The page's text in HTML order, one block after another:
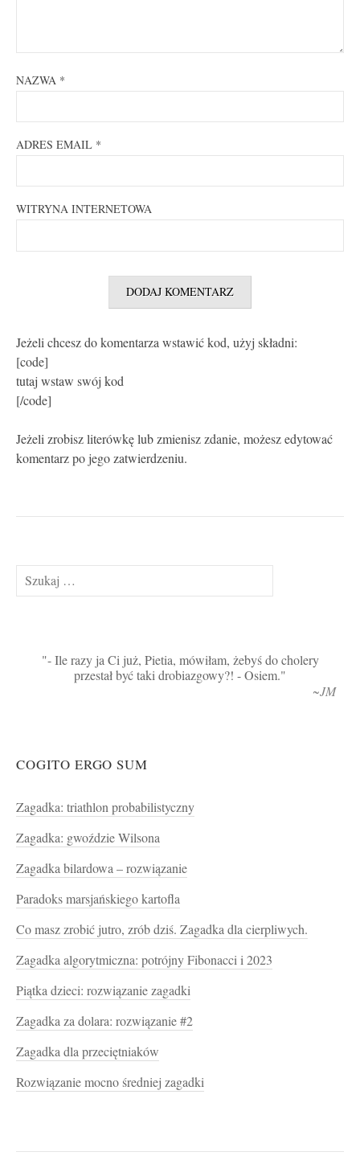
NAZWA *
ADRES EMAIL *
WITRYNA INTERNETOWA
Jeżeli chcesz do komentarza wstawić kod, użyj składni:
[code]
tutaj wstaw swój kod
[/code]
Jeżeli zrobisz literówkę lub zmienisz zdanie, możesz edytować
komentarz po jego zatwierdzeniu.
Szukaj:
- Ile razy ja Ci już, Pietia, mówiłam, żebyś do cholery
przestał być taki drobiazgowy?! - Osiem.
~JM
COGITO ERGO SUM
Zagadka: triathlon probabilistyczny
Zagadka: gwoździe Wilsona
Zagadka bilardowa – rozwiązanie
Paradoks marsjańskiego kartofla
Co masz zrobić jutro, zrób dziś. Zagadka dla cierpliwych.
Zagadka algorytmiczna: potrójny Fibonacci i 2023
Piątka dzieci: rozwiązanie zagadki
Zagadka za dolara: rozwiązanie #2
Zagadka dla przeciętniaków
Rozwiązanie mocno średniej zagadki